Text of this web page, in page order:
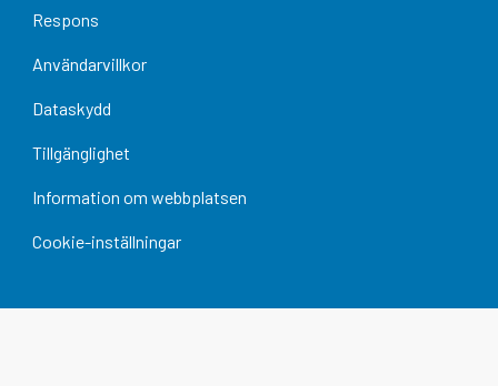
Respons
Användarvillkor
Dataskydd
Tillgänglighet
Information om webbplatsen
Cookie-inställningar